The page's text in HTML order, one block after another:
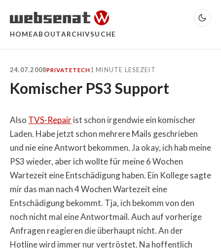
HOMEABOUTARCHIVSUCHE
24.07.2008PRIVATETECH1 MINUTE LESEZEIT
Komischer PS3 Support
Also TVS-Repairist schon irgendwie ein komischer
Laden. Habe jetzt schon mehrere Mails geschrieben
und nie eine Antwort bekommen. Ja okay, ich hab meine
PS3 wieder, aber ich wollte für meine 6 Wochen
Wartezeit eine Entschädigung haben. Ein Kollege sagte
mir das man nach 4 Wochen Wartezeit eine
Entschädigung bekommt. Tja, ich bekomm von den
noch nicht mal eine Antwortmail. Auch auf vorherige
Anfragen reagieren die überhaupt nicht. An der
Hotline wird immer nur vertröstet. Na hoffentlich